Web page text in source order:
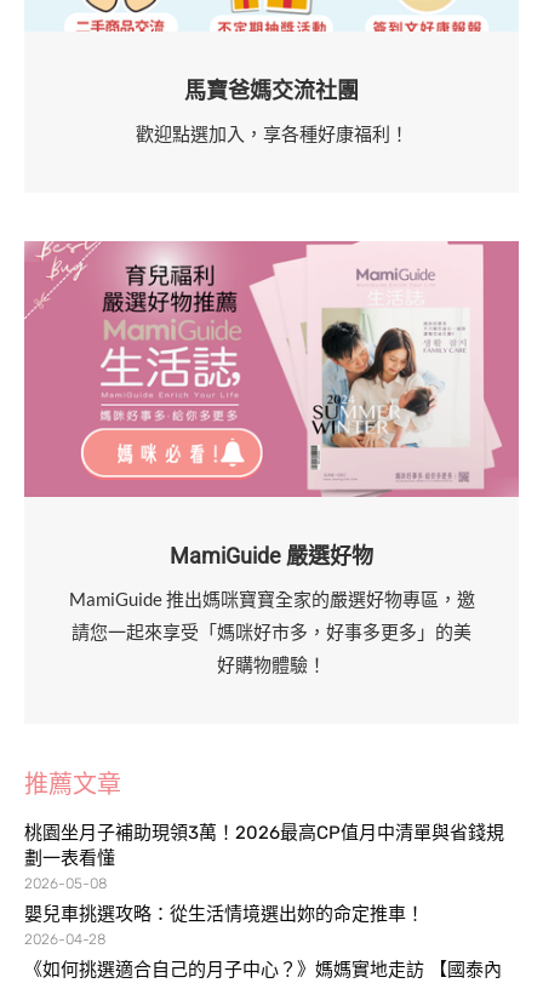
馬寶爸媽交流社團
歡迎點選加入，享各種好康福利！
MamiGuide 嚴選好物
MamiGuide 推出媽咪寶寶全家的嚴選好物專區，邀
請您一起來享受「媽咪好市多，好事多更多」的美
好購物體驗！
推薦文章
桃園坐月子補助現領3萬！2026最高CP值月中清單與省錢規
劃一表看懂
2026-05-08
嬰兒車挑選攻略：從生活情境選出妳的命定推車！
2026-04-28
《如何挑選適合自己的月子中心？》媽媽實地走訪 【國泰內